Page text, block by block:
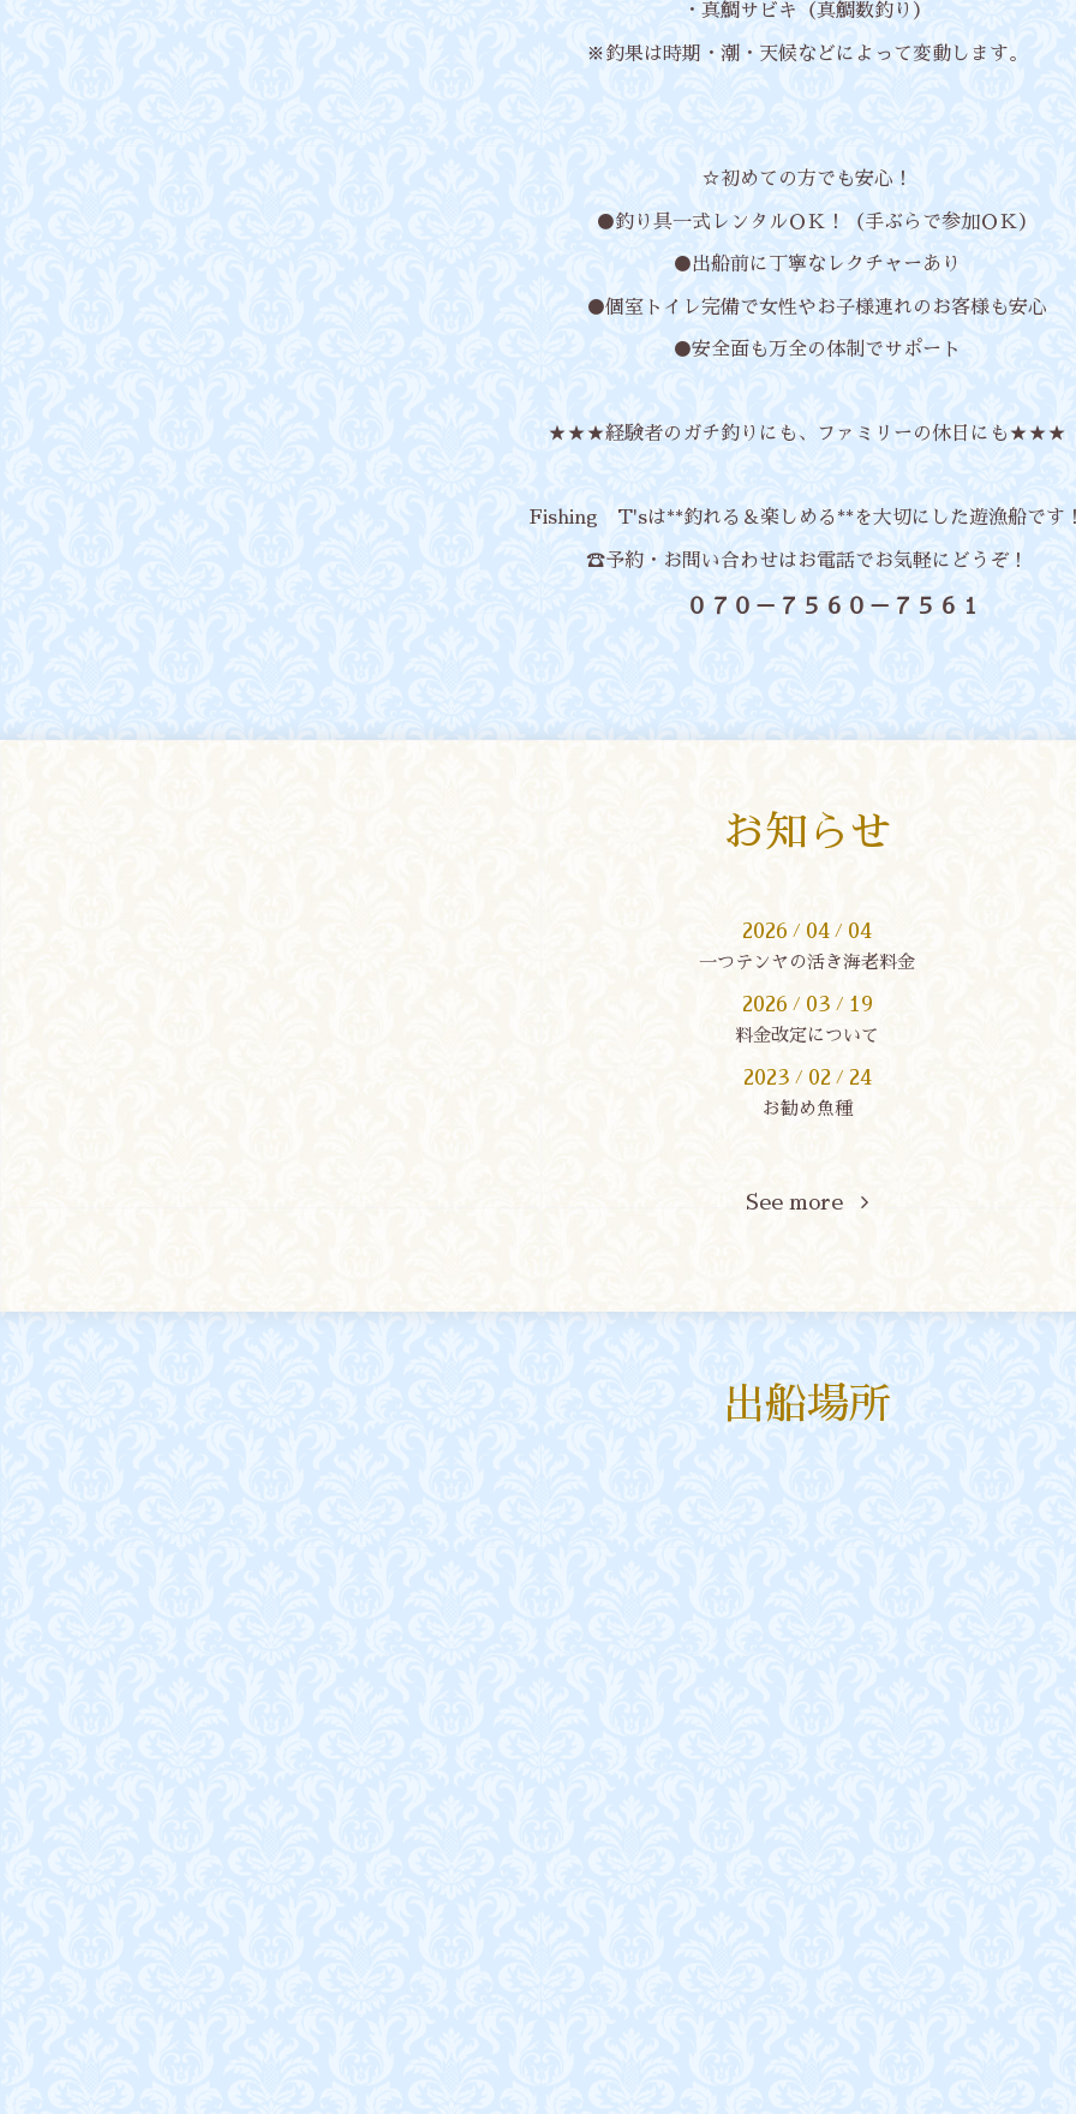
・真鯛サビキ（真鯛数釣り）
※釣果は時期・潮・天候などによって変動します。
☆初めての方でも安心！
●釣り具一式レンタルＯＫ！（手ぶらで参加ＯＫ）
●出船前に丁寧なレクチャーあり
●個室トイレ完備で女性やお子様連れのお客様も安心
●安全面も万全の体制でサポート
★★★経験者のガチ釣りにも、ファミリーの休日にも★★★
Fishing T'sは**釣れる＆楽しめる**を大切にした遊漁船です
☎予約・お問い合わせはお電話でお気軽にどうぞ！
０７０－７５６０－７５６１
お知らせ
2026 / 04 / 04
一つテンヤの活き海老料金
2026 / 03 / 19
料金改定について
2023 / 02 / 24
お勧め魚種
See more
出船場所